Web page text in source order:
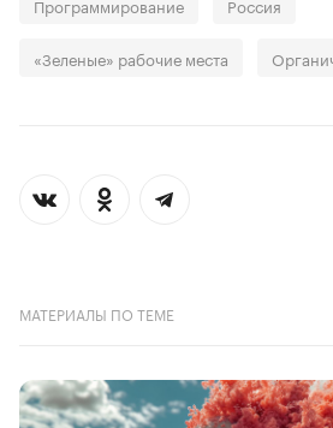
«Зеленые» рабочие места
МАТЕРИАЛЫ ПО ТЕМЕ